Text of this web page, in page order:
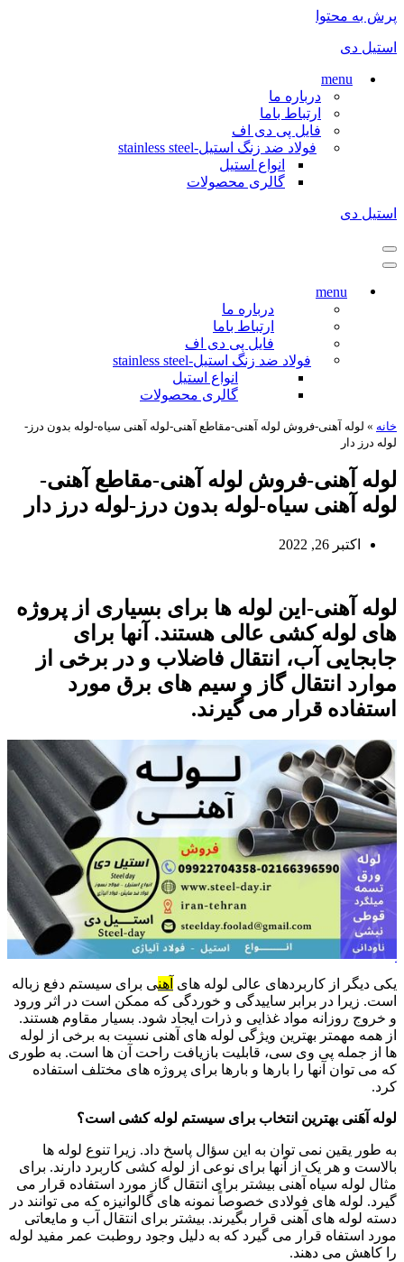
پرش به محتوا
استیل دی
menu
درباره ما
ارتباط باما
فایل پی دی اف
فولاد ضد زنگ استیل-stainless steel
انواع استیل
گالری محصولات
استیل دی
فهرست
ناوبری
فهرست
menu
درباره ما
ارتباط باما
فایل پی دی اف
فولاد ضد زنگ استیل-stainless steel
انواع استیل
گالری محصولات
خانه » لوله آهنی-فروش لوله آهنی-مقاطع آهنی-لوله آهنی سیاه-لوله بدون درز-
لوله درز دار
لوله آهنی-فروش لوله آهنی-مقاطع آهنی-
لوله آهنی سیاه-لوله بدون درز-لوله درز دار
اکتبر 26, 2022
لوله آهنی-این لوله ها برای بسیاری از پروژه
های لوله کشی عالی هستند. آنها برای
جابجایی آب، انتقال فاضلاب و در برخی از
موارد انتقال گاز و سیم های برق مورد
استفاده قرار می گیرند.
یکی دیگر از کاربردهای عالی لوله های آهنی برای سیستم دفع زباله
است. زیرا در برابر ساییدگی و خوردگی که ممکن است در اثر ورود
و خروج روزانه مواد غذایی و ذرات ایجاد شود. بسیار مقاوم هستند.
از همه مهمتر بهترین ویژگی لوله های آهنی نسبت به برخی از لوله
ها از جمله پی وی سی، قابلیت بازیافت راحت آن ها است. به طوری
که می توان آنها را بارها و بارها برای پروژه های مختلف استفاده
کرد.
لوله آهَنی بهترین انتخاب برای سیستم لوله کشی است؟
به طور یقین نمی توان به این سؤال پاسخ داد. زیرا تنوع لوله ها
بالاست و هر یک از آنها برای نوعی از لوله کشی کاربرد دارند. برای
مثال لوله سیاه آهنی بیشتر برای انتقال گاز مورد استفاده قرار می
گیرد. لوله های فولادی خصوصاً نمونه های گالوانیزه که می توانند در
دسته لوله های آهنی قرار بگیرند. بیشتر برای انتقال آب و مایعاتی
مورد استفاه قرار می گیرد که به دلیل وجود روطبت عمر مفید لوله
را کاهش می دهند.